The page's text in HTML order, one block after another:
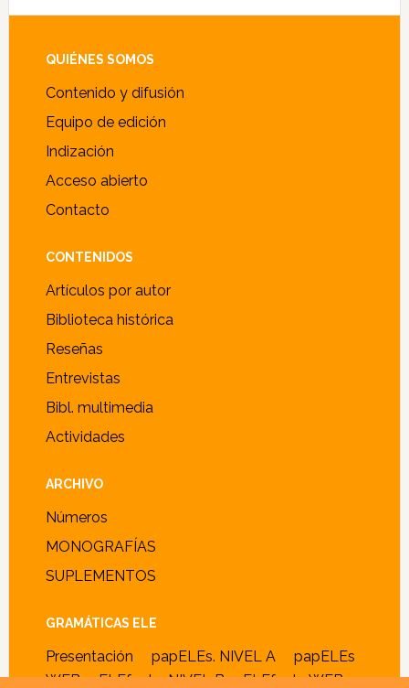
Footer
QUIÉNES SOMOS
Contenido y difusión
Equipo de edición
Indización
Acceso abierto
Contacto
CONTENIDOS
Artículos por autor
Biblioteca histórica
Reseñas
Entrevistas
Bibl. multimedia
Actividades
ARCHIVO
Números
MONOGRAFÍAS
SUPLEMENTOS
GRAMÁTICAS ELE
Presentación papELEs. NIVEL A
papELEs
WEB
ELEfante. NIVEL B ELEfante WEB